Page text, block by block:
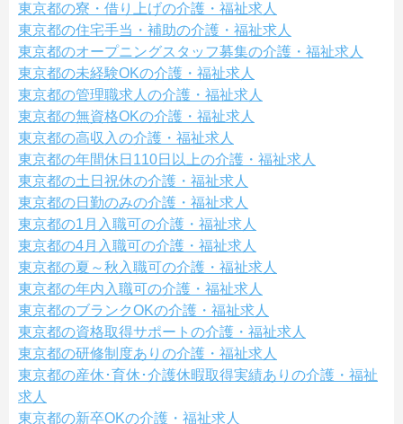
東京都の寮・借り上げの介護・福祉求人
東京都の住宅手当・補助の介護・福祉求人
東京都のオープニングスタッフ募集の介護・福祉求人
東京都の未経験OKの介護・福祉求人
東京都の管理職求人の介護・福祉求人
東京都の無資格OKの介護・福祉求人
東京都の高収入の介護・福祉求人
東京都の年間休日110日以上の介護・福祉求人
東京都の土日祝休の介護・福祉求人
東京都の日勤のみの介護・福祉求人
東京都の1月入職可の介護・福祉求人
東京都の4月入職可の介護・福祉求人
東京都の夏～秋入職可の介護・福祉求人
東京都の年内入職可の介護・福祉求人
東京都のブランクOKの介護・福祉求人
東京都の資格取得サポートの介護・福祉求人
東京都の研修制度ありの介護・福祉求人
東京都の産休･育休･介護休暇取得実績ありの介護・福祉
求人
東京都の新卒OKの介護・福祉求人